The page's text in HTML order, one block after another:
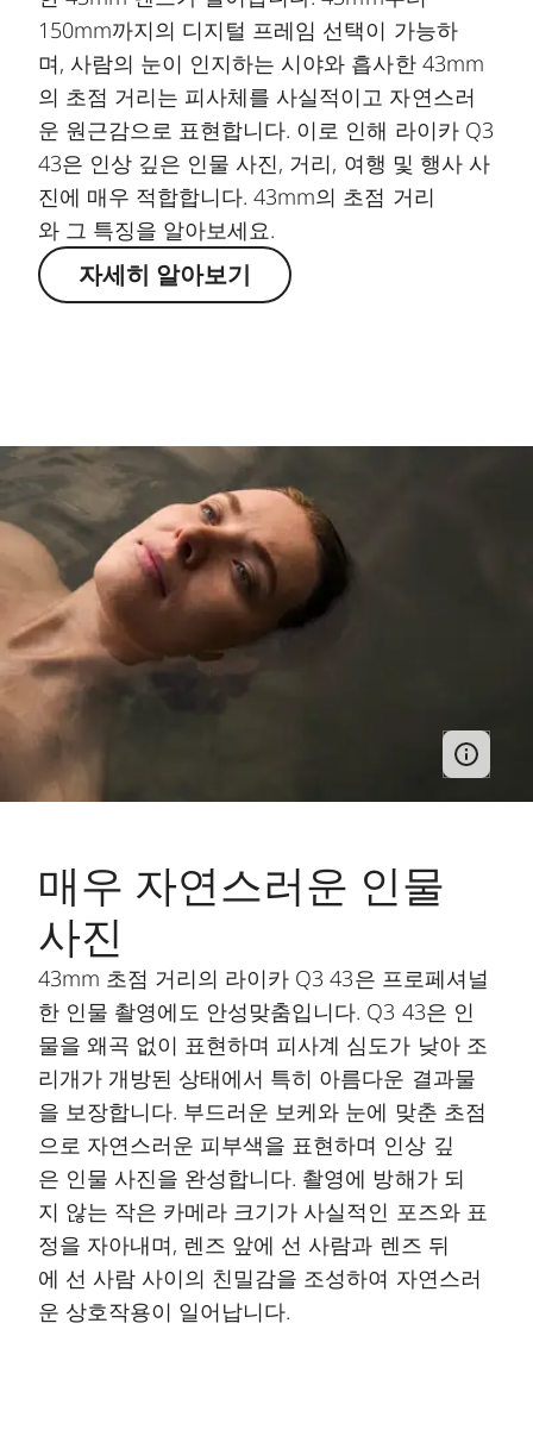
150mm까지의 디지털 프레임 선택이 가능하
며, 사람의 눈이 인지하는 시야와 흡사한 43mm
의 초점 거리는 피사체를 사실적이고 자연스러
운 원근감으로 표현합니다. 이로 인해 라이카 Q3
43은 인상 깊은 인물 사진, 거리, 여행 및 행사 사
진에 매우 적합합니다. 43mm의 초점 거리
와 그 특징을 알아보세요.
자세히 알아보기
매우 자연스러운 인물
사진
43mm 초점 거리의 라이카 Q3 43은 프로페셔널
한 인물 촬영에도 안성맞춤입니다. Q3 43은 인
물을 왜곡 없이 표현하며 피사계 심도가 낮아 조
리개가 개방된 상태에서 특히 아름다운 결과물
을 보장합니다. 부드러운 보케와 눈에 맞춘 초점
으로 자연스러운 피부색을 표현하며 인상 깊
은 인물 사진을 완성합니다. 촬영에 방해가 되
지 않는 작은 카메라 크기가 사실적인 포즈와 표
정을 자아내며, 렌즈 앞에 선 사람과 렌즈 뒤
에 선 사람 사이의 친밀감을 조성하여 자연스러
운 상호작용이 일어납니다.